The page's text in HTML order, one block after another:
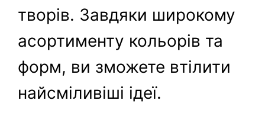
творів. Завдяки широкому
асортименту кольорів та
форм, ви зможете втілити
найсміливіші ідеї.